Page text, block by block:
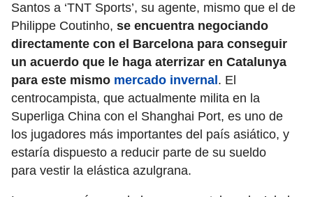
Santos a ‘TNT Sports’, su agente, mismo que el de
Philippe Coutinho, se encuentra negociando
directamente con el Barcelona para conseguir
un acuerdo que le haga aterrizar en Catalunya
para este mismo mercado invernal . El
centrocampista, que actualmente milita en la
Superliga China con el Shanghai Port, es uno de
los jugadores más importantes del país asiático, y
estaría dispuesto a reducir parte de su sueldo
para vestir la elástica azulgrana.